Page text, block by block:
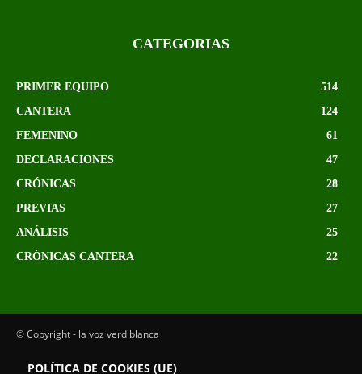
CATEGORIAS
PRIMER EQUIPO
514
CANTERA
124
FEMENINO
61
DECLARACIONES
47
CRÓNICAS
28
PREVIAS
27
ANÁLISIS
25
CRÓNICAS CANTERA
22
© Copyright - la voz verdiblanca
POLÍTICA DE COOKIES (UE)